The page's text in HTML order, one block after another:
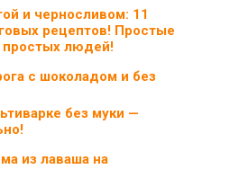
и черносливом: 11
рецептов! Простые
людей!
без муки —